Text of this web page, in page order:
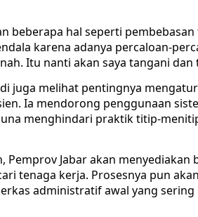
beberapa hal seperti
karena adanya percaloan-
Itu nanti akan saya tangani
juga melihat pentingnya
Ia mendorong penggunaan
menghindari praktik titip-
Pemprov Jabar akan
tenaga kerja. Prosesnya pun
administratif awal yang